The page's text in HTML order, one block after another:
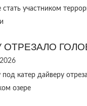
стать участником
ОТРЕЗАЛО
под катер дайверу
озере